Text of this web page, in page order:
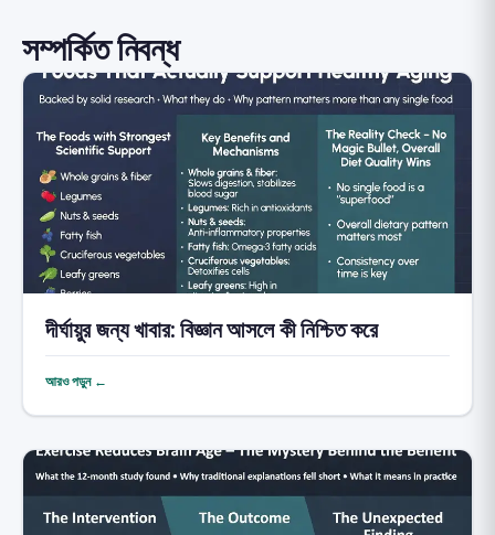
সম্পর্কিত নিবন্ধ
দীর্ঘায়ুর জন্য খাবার: বিজ্ঞান আসলে কী নিশ্চিত করে
আরও পড়ুন ←